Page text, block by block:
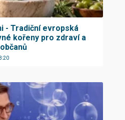
- Tradiční evropská
kořeny pro zdraví a